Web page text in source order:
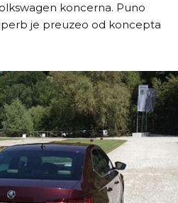
koncerna. Puno
je preuzeo od koncepta